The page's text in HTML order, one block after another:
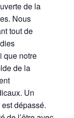
de la
Nous
tout de
que notre
de la
Un
dépassé.